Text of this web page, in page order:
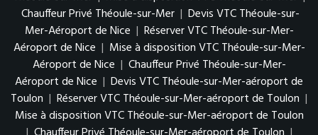
Chauffeur Privé Théoule-sur-Mer | Devis VTC Théoule-sur-
Mer-Aéroport de Nice | Réserver VTC Théoule-sur-Mer-
Aéroport de Nice | Mise à disposition VTC Théoule-sur-Mer-
Aéroport de Nice | Chauffeur Privé Théoule-sur-Mer-
Aéroport de Nice | Devis VTC Théoule-sur-Mer-aéroport de
Toulon | Réserver VTC Théoule-sur-Mer-aéroport de Toulon |
Mise à disposition VTC Théoule-sur-Mer-aéroport de Toulon